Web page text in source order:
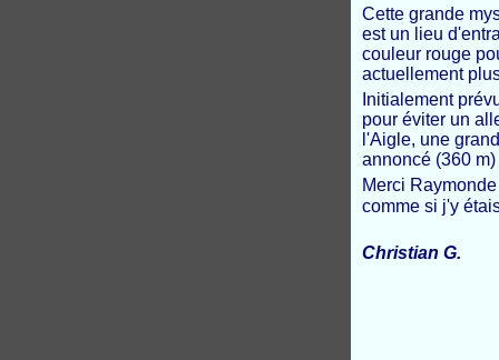
Cette grande
est un lieu
couleur rouge
actuellement
Initialement
pour éviter un
l'Aigle, une
annoncé (360
Merci
comme si j'y
Christian G.